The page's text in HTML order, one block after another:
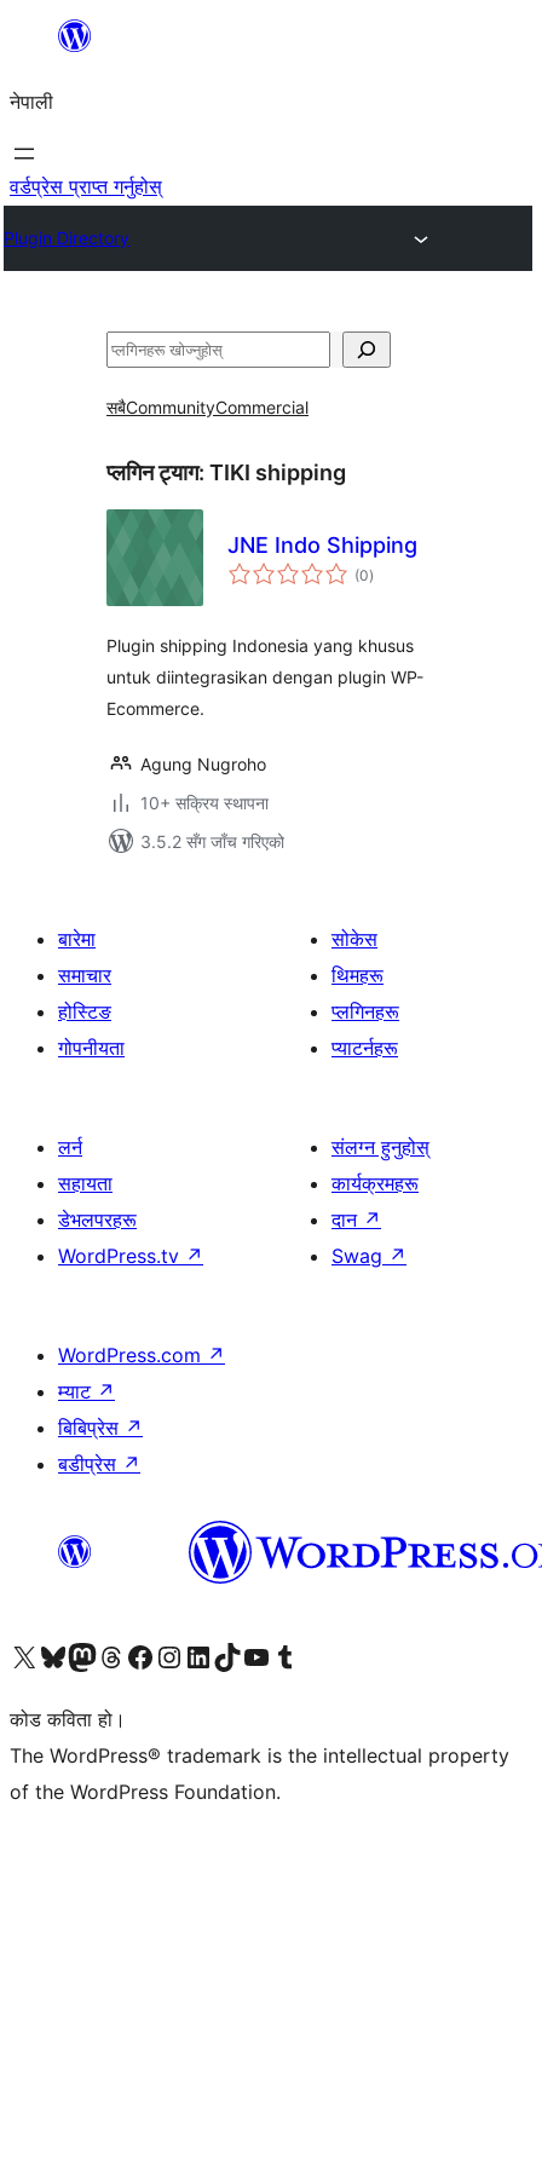
सामग्रीमा
नेपाली
वर्डप्रेस प्राप्त गर्नुहोस्
Plugin Directory
खोज्नुहोस्
सबैCommunityCommercial
प्लगिन ट्याग: TIKI shipping
JNE Indo Shipping
(0कुल
रेटिङ्गहरू
)
Plugin shipping Indonesia yang khusus
untuk diintegrasikan dengan plugin WP-
Ecommerce.
Agung Nugroho
10+ सक्रिय स्थापना
3.5.2 सँग जाँच गरिएको
बारेमा
समाचार
होस्टिङ
गोपनीयता
सोकेस
थिमहरू
प्लगिनहरू
प्याटर्नहरू
लर्न
सहायता
डेभलपरहरू
WordPress.tv ↗
संलग्न हुनुहोस्
कार्यक्रमहरू
दान ↗
Swag ↗
WordPress.com ↗
म्याट ↗
बिबिप्रेस ↗
बडीप्रेस ↗
हाम्रो X (पहिले ट्विटर) खातामा जानुहोस्
हाम्रो Bluesky खाता भ्रमण गर्नुहोस्
हाम्रो म्यास्टोडन खाता भ्रमण गर्नुहोस्
हाम्रो थ्रेड्स खातामा जानुहोस्
हाम्रो फेसबुक पेजमा जानुहोस्
हाम्रो इन्स्टाग्राम खातामा जानुहोस्
हाम्रो लिङ्क्डइन खातामा जानुहोस्
हाम्रो TikTok खाता भ्रमण गर्नुहोस्
हाम्रो युट्युब च्यानलमा जानुहोस्
हाम्रो टम्बलर खाता भ्रमण गर्नुहोस्
कोड कविता हो।
The WordPress® trademark is the intellectual property
of the WordPress Foundation.